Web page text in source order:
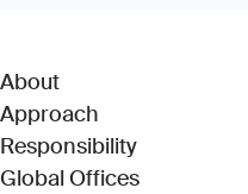
About
Approach
Responsibility
Global Offices